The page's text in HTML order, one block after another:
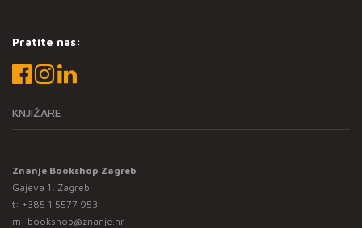
Pratite nas:
KNJIŽARE
Znanje Bookshop Zagreb
Gajeva 1, Zagreb
t: +385 1 5577 953
m: bookshop@znanje.hr